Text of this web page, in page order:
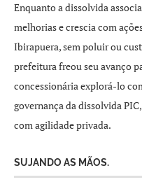
Enquanto a dissolvida
melhorias e crescia com
Ibirapuera, sem poluir ou
prefeitura freou seu avanço
concessionária explorá-lo
governança da dissolvida
com agilidade privada.
SUJANDO AS MÃOS.